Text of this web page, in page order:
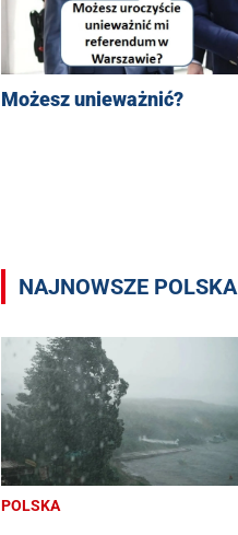
Możesz unieważnić?
NAJNOWSZE POLSKA
POLSKA